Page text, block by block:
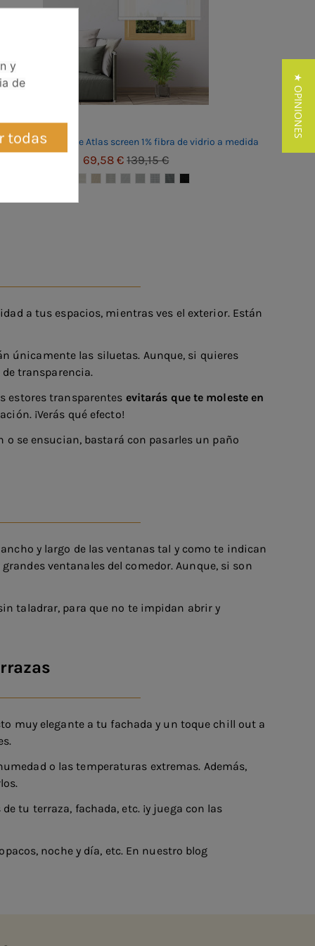
autoenrollable Atlas screen 1% fibra de vidrio a medida
69,58 €139,15 €
a tus espacios, mientras ves el exterior. Están
únicamente las siluetas. Aunque, si quieres
transparencia.
estores transparentes evitarás que te moleste en
¡Verás qué efecto!
se ensucian, bastará con pasarles un paño
y largo de las ventanas tal y como te indican
ventanales del comedor. Aunque, si son
taladrar, para que no te impidan abrir y
muy elegante a tu fachada y un toque chill out a
o las temperaturas extremas. Además,
tu terraza, fachada, etc. ¡y juega con las
noche y día, etc. En nuestro blog
y
de
todas ★ OPINIONES